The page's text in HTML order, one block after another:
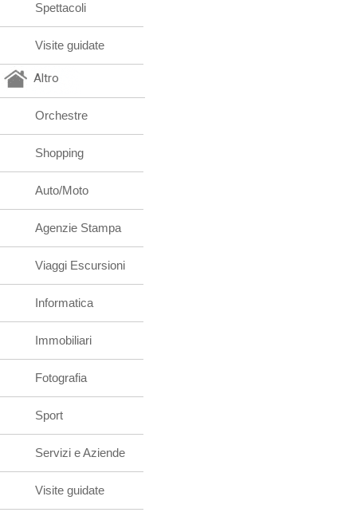
Spettacoli
Visite guidate
Altro
Orchestre
Shopping
Auto/Moto
Agenzie Stampa
Viaggi Escursioni
Informatica
Immobiliari
Fotografia
Sport
Servizi e Aziende
Visite guidate